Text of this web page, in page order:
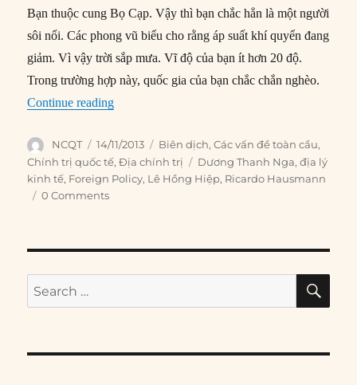
Bạn thuộc cung Bọ Cạp. Vậy thì bạn chắc hẳn là một người
sôi nổi. Các phong vũ biểu cho rằng áp suất khí quyển đang
giảm. Vì vậy trời sắp mưa. Vĩ độ của bạn ít hơn 20 độ.
Trong trường hợp này, quốc gia của bạn chắc chắn nghèo.
Continue reading“#83 – Tù nhân của địa lý”
Author
NCQT
Posted
on
14/11/2013 Categories
Biên dịch,Các vấn đề toàn cầu,
Chính trị quốc tế,Địa chính trị Tags
Dương Thanh Nga,địa lý
kinh tế, Foreign Policy, Lê Hồng Hiệp, Ricardo Hausmann
0 Comments
Search
for: